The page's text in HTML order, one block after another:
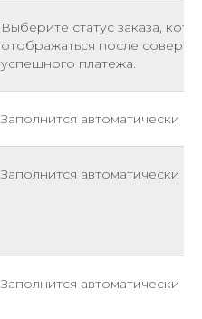
Выберите статус заказа,
отображаться после
успешного платежа.
Заполнится автоматически
Заполнится автоматически
Заполнится автоматически